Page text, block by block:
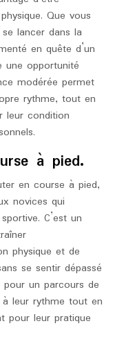
Que vous
lancer dans la
en quête d’un
opportunité
modérée permet
rythme, tout en
leur condition
à pied.
en course à pied,
novices qui
C’est un
physique et de
se sentir dépassé
un parcours de
leur rythme tout en
pour leur pratique